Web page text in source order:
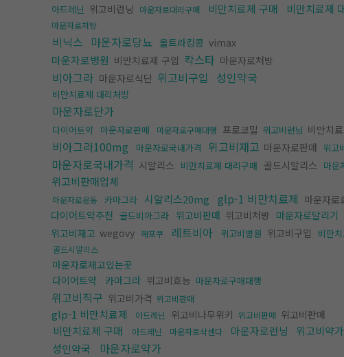
아드레닌 위고비런닝 마운자로대리구매 비만치료제 구매 비만치료제
마운자로처방
비닉스 마운자로당뇨 울트라킹콩 vimax
마운자로병원 비만치료제 구입 칵스타 마운자로처방
비아그라 마운자로식단 위고비구입 성인약국
비만치료제 대리처방
마운자로단가
다이어트약 마운자로판매 마운자로구매대행 프로코밀 위고비런닝 비만치
비아그라100mg 마운자로국내가격 위고비재고 마운자로판매 위고
마운자로국내가격 시알리스 비만치료제 대리구매 골드시알리스 마운
위고비판매업체
마운자로운동 카마그라 시알리스20mg glp-1 비만치료제 마운자로
다이어트약추천 골드비아그라 위고비판매 위고비처방 마운자로달리기
위고비재고 wegovy 해포쿠 레트비아 위고비병원 위고비구입 비만
골드시알리스
마운자로재고있는곳
다이어트약
카마그라 위고비효능 마운자로구매대행
위고비직구 위고비가격 위고비판매
glp-1 비만치료제 아드레닌 위고비나무위키 위고비판매 위고비판매
비만치료제 구매 아드레닌 마운자로삭센다 마운자로런닝 위고비약가
성인약국 마운자로약가